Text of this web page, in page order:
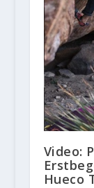
Video:
Hueco